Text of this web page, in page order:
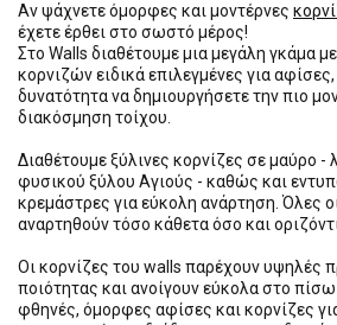
Αν ψάχνετε όμορφες και μοντέρνες
έχετε έρθει στο σωστό μέρος!
Στο Walls διαθέτουμε μια μεγάλη γκάμα
κορνιζών ειδικά επιλεγμένες για
δυνατότητα να δημιουργήσετε την πιο
διακόσμηση τοίχου.
Διαθέτουμε ξύλινες κορνίζες σε μαύρο -
φυσικού ξύλου Αγιούς - καθώς και
κρεμάστρες για εύκολη ανάρτηση. Όλες
αναρτηθούν τόσο κάθετα όσο και
Οι κορνίζες του walls παρέχουν υψηλές
ποιότητας και ανοίγουν εύκολα στο
φθηνές, όμορφες αφίσες και κορνίζες